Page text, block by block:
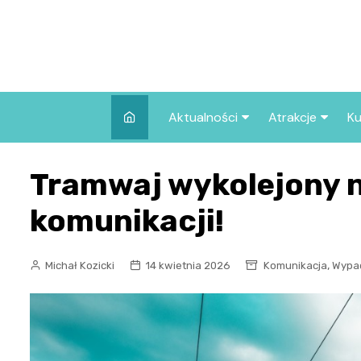
Aktualności
Wszystkie wpisy
Atrakcje
we Wrocławiu
Tramwaj wykolejony
komunikacji!
Michał Kozicki 14 kwietnia 2026 Komunikacja,